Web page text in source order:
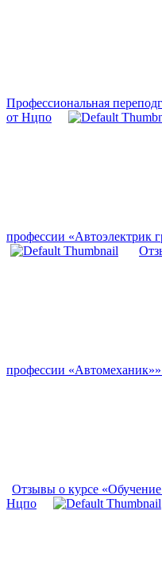
Профессиональная
от Нцпо
профессии «Автоэлектрик
профессии
Отзывы о курсе
Нцпо